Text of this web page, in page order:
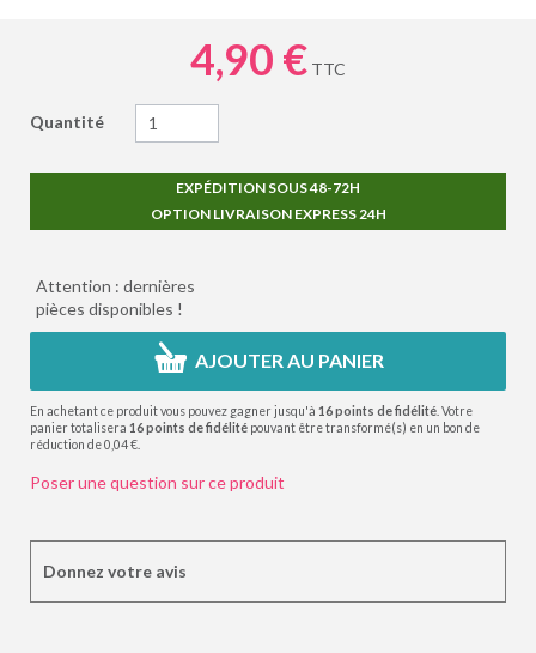
4,90 € TTC
Quantité
EXPÉDITION SOUS 48-72H
OPTION LIVRAISON EXPRESS 24H
Attention : dernières
pièces disponibles !
AJOUTER AU PANIER
En achetant ce produit vous pouvez gagner jusqu'à 16points de fidélité . Votre
panier totalisera 16points de fidélité pouvant être transformé(s) en un bon de
réduction de0,04 €
Poser une question sur ce produit
Donnez votre avis